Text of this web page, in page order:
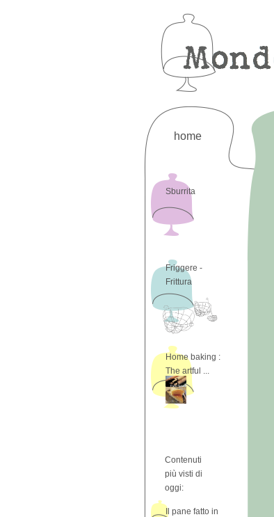
home
Sburrita
Friggere -
Frittura
Home baking :
The artful ...
Contenuti
più visti di
oggi:
Il pane fatto in